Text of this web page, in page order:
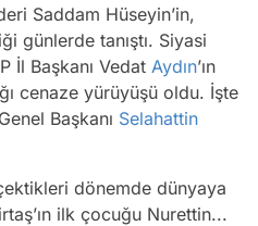
Saddam Hüseyin’in,
günlerde tanıştı. Siyasi
İl Başkanı Vedat Aydın’ın
cenaze yürüyüşü oldu. İşte
Başkanı Selahattin
çektikleri dönemde dünyaya
ilk çocuğu Nurettin...